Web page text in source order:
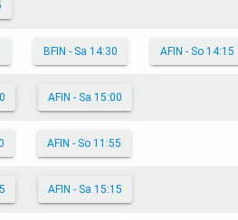
BFIN - Sa 14:30 AFIN - So 14:15
AFIN - Sa 15:00
AFIN - So 11:55
AFIN - Sa 15:15